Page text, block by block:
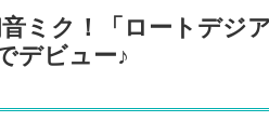
ミク！「ロートデジ
デビュー♪